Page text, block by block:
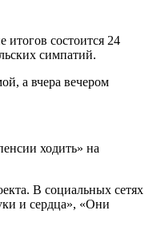
состоится 24
симпатий.
а вчера вечером
ходить» на
В социальных сетях
и сердца», «Они